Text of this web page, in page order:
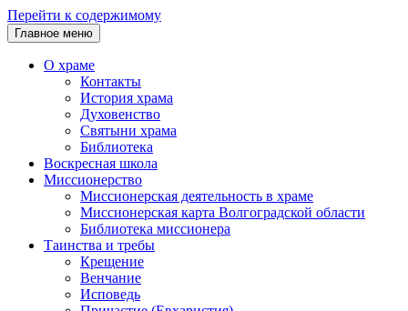
Перейти к содержимому
Главное меню
О храме
Контакты
История храма
Духовенство
Святыни храма
Библиотека
Воскресная школа
Миссионерство
Миссионерская деятельность в храме
Миссионерская карта Волгоградской области
Библиотека миссионера
Таинства и требы
Крещение
Венчание
Исповедь